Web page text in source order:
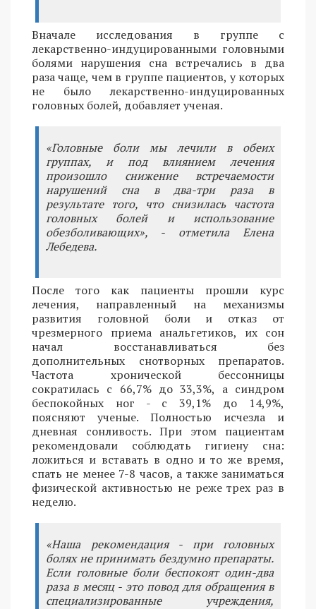
Вначале исследования в группе с
лекарственно-индуцированными головными
болями нарушения сна встречались в два
раза чаще, чем в группе пациентов, у которых
не было лекарственно-индуцированных
головных болей, добавляет ученая.
«Головные боли мы лечили в обеих
группах, и под влиянием лечения
произошло снижение встречаемости
нарушений сна в два-три раза в
результате того, что снизилась частота
головных болей и использование
обезболивающих», - отметила Елена
Лебедева.
После того как пациенты прошли курс
лечения, направленный на механизмы
развития головной боли и отказ от
чрезмерного приема анальгетиков, их сон
начал восстанавливаться без
дополнительных снотворных препаратов.
Частота хронической бессонницы
сократилась с 66,7% до 33,3%, а синдром
беспокойных ног - с 39,1% до 14,9%,
поясняют ученые. Полностью исчезла и
дневная сонливость. При этом пациентам
рекомендовали соблюдать гигиену сна:
ложиться и вставать в одно и то же время,
спать не менее 7-8 часов, а также заниматься
физической активностью не реже трех раз в
неделю.
«Наша рекомендация - при головных
болях не принимать бездумно препараты.
Если головные боли беспокоят один-два
раза в месяц - это повод для обращения в
специализированные учреждения,